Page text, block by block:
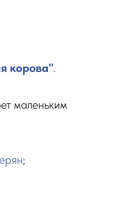
корова".
маленьким
;